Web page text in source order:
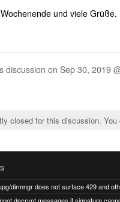
und viele Grüße,
discussion on Sep 30, 2019
closed for this discussion.